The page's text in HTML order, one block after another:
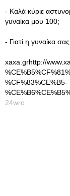
- Καλά κύριε
γυναίκα μου 100;
- Γιατί η γυναίκα
xaxa.grhttp://
%CF%83%CE%B5-
24wro